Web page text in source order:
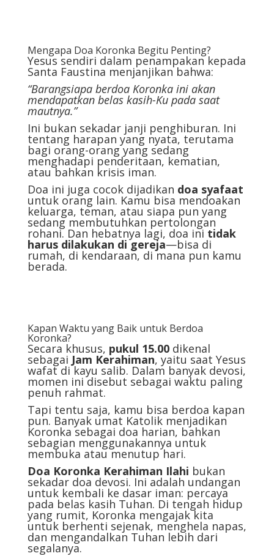
Mengapa Doa Koronka Begitu Penting?
Yesus sendiri dalam penampakan kepada
Santa Faustina menjanjikan bahwa:
“Barangsiapa berdoa Koronka ini akan
mendapatkan belas kasih-Ku pada saat
mautnya.”
Ini bukan sekadar janji penghiburan. Ini
tentang harapan yang nyata, terutama
bagi orang-orang yang sedang
menghadapi penderitaan, kematian,
atau bahkan krisis iman.
Doa ini juga cocok dijadikan doa syafaat
untuk orang lain. Kamu bisa mendoakan
keluarga, teman, atau siapa pun yang
sedang membutuhkan pertolongan
rohani. Dan hebatnya lagi, doa ini tidak
harus dilakukan di gereja—bisa di
rumah, di kendaraan, di mana pun kamu
berada.
Kapan Waktu yang Baik untuk Berdoa
Koronka?
Secara khusus, pukul 15.00dikenal
sebagai Jam Kerahiman, yaitu saat Yesus
wafat di kayu salib. Dalam banyak devosi,
momen ini disebut sebagai waktu paling
penuh rahmat.
Tapi tentu saja, kamu bisa berdoa kapan
pun. Banyak umat Katolik menjadikan
Koronka sebagai doa harian, bahkan
sebagian menggunakannya untuk
membuka atau menutup hari.
Doa Koronka Kerahiman Ilahi bukan
sekadar doa devosi. Ini adalah undangan
untuk kembali ke dasar iman: percaya
pada belas kasih Tuhan. Di tengah hidup
yang rumit, Koronka mengajak kita
untuk berhenti sejenak, menghela napas,
dan mengandalkan Tuhan lebih dari
segalanya.